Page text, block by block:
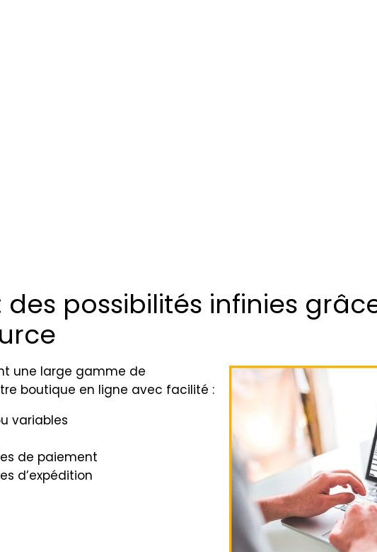
possibilités infinies
une large gamme de
boutique en ligne avec facilité :
variables
de paiement
d’expédition